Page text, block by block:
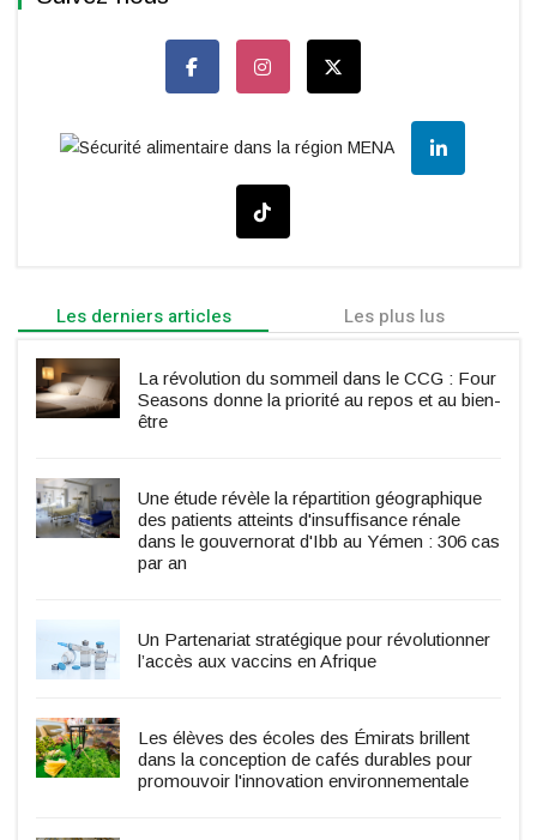
Les derniers articles Les plus lus
La révolution du sommeil dans le CCG : Four
Seasons donne la priorité au repos et au bien-
être
Une étude révèle la répartition géographique
des patients atteints d'insuffisance rénale
dans le gouvernorat d'Ibb au Yémen : 306 cas
par an
Un Partenariat stratégique pour révolutionner
l’accès aux vaccins en Afrique
Les élèves des écoles des Émirats brillent
dans la conception de cafés durables pour
promouvoir l'innovation environnementale